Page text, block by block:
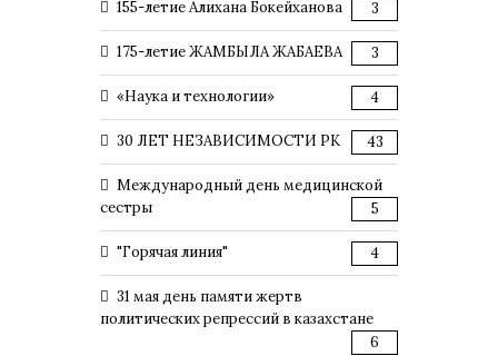
155-летие Алихана Бокейханова 3
175-летие ЖАМБЫЛА ЖАБАЕВА 3
«Наука и технологии» 4
30 ЛЕТ НЕЗАВИСИМОСТИ РК 43
Международный день медицинской
сестры
5
"Горячая линия" 4
31 мая день памяти жертв
политических репрессий в казахстане
6